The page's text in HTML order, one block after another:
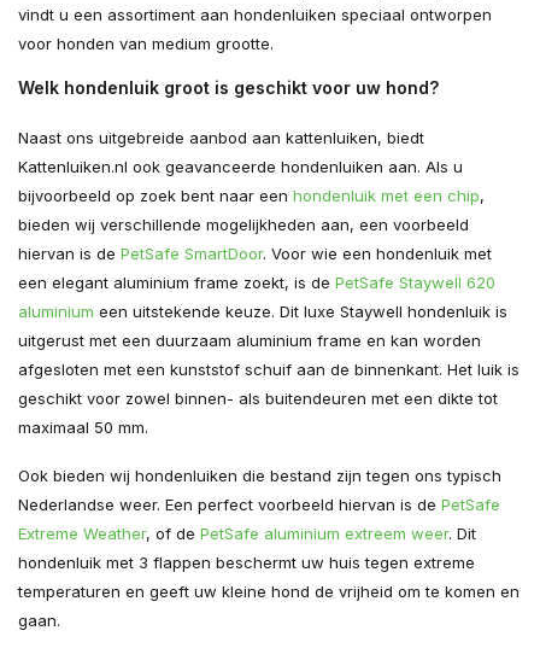
vindt u een assortiment aan hondenluiken speciaal ontworpen
voor honden van medium grootte.
Welk hondenluik groot is geschikt voor uw hond?
Naast ons uitgebreide aanbod aan kattenluiken, biedt
Kattenluiken.nl ook geavanceerde hondenluiken aan. Als u
bijvoorbeeld op zoek bent naar een hondenluik met een chip,
bieden wij verschillende mogelijkheden aan, een voorbeeld
hiervan is de PetSafe SmartDoor. Voor wie een hondenluik met
een elegant aluminium frame zoekt, is de PetSafe Staywell 620
aluminium een uitstekende keuze. Dit luxe Staywell hondenluik is
uitgerust met een duurzaam aluminium frame en kan worden
afgesloten met een kunststof schuif aan de binnenkant. Het luik is
geschikt voor zowel binnen- als buitendeuren met een dikte tot
maximaal 50 mm.
Ook bieden wij hondenluiken die bestand zijn tegen ons typisch
Nederlandse weer. Een perfect voorbeeld hiervan is de PetSafe
Extreme Weather, of de PetSafe aluminium extreem weer. Dit
hondenluik met 3 flappen beschermt uw huis tegen extreme
temperaturen en geeft uw kleine hond de vrijheid om te komen en
gaan.